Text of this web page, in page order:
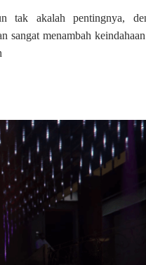
tak akalah pentingnya,
sangat menambah